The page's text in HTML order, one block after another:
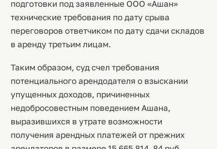
подготовки под заявленные ООО «Ашан»
технические требования по дату срыва
переговоров ответчиком по дату сдачи складов
в аренду третьим лицам.
Таким образом, суд счел требования
потенциального арендодателя о взыскании
упущенных доходов, причиненных
недобросовестным поведением Ашана,
выразившихся в утрате возможности
получения арендных платежей от прежних